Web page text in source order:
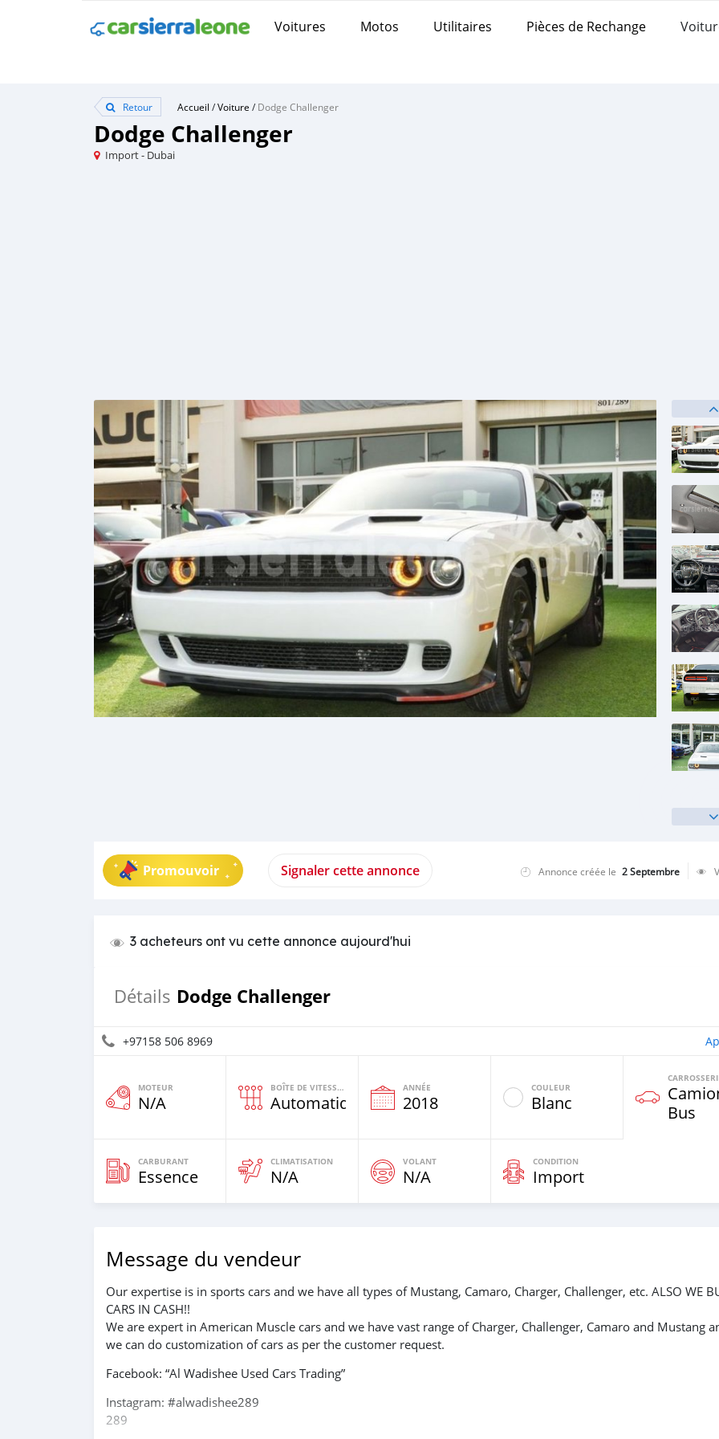
Voitures Motos Utilitaires Pièces de Rechange
Retour Accueil /Voiture /Dodge Challenger
Dodge Challenger
Import - Dubai
Promouvoir Signaler cette annonce Annonce créée le 2 Septembre
3 acheteurs ont vu cette annonce aujourd'hui
Détails Dodge Challenger
+97158 506 8969
MOTEUR
N/A
BOÎTE DE VITESSES
Automatique
ANNÉE
2018
COULEUR
Blanc
Bus
CARBURANT
Essence
CLIMATISATION
N/A
VOLANT
N/A
CONDITION
Import
Message du vendeur
Our expertise is in sports cars and we have all types of Mustang, Camaro, Charger, Challenger, etc. ALSO WE
CARS IN CASH!!
We are expert in American Muscle cars and we have vast range of Charger, Challenger, Camaro and Mustang
we can do customization of cars as per the customer request.
Facebook: “Al Wadishee Used Cars Trading”
Instagram: #alwadishee289
289